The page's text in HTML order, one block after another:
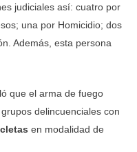
judiciales así: cuatro por
una por Homicidio; dos
Además, esta persona
que el arma de fuego
delincuenciales con
en modalidad de